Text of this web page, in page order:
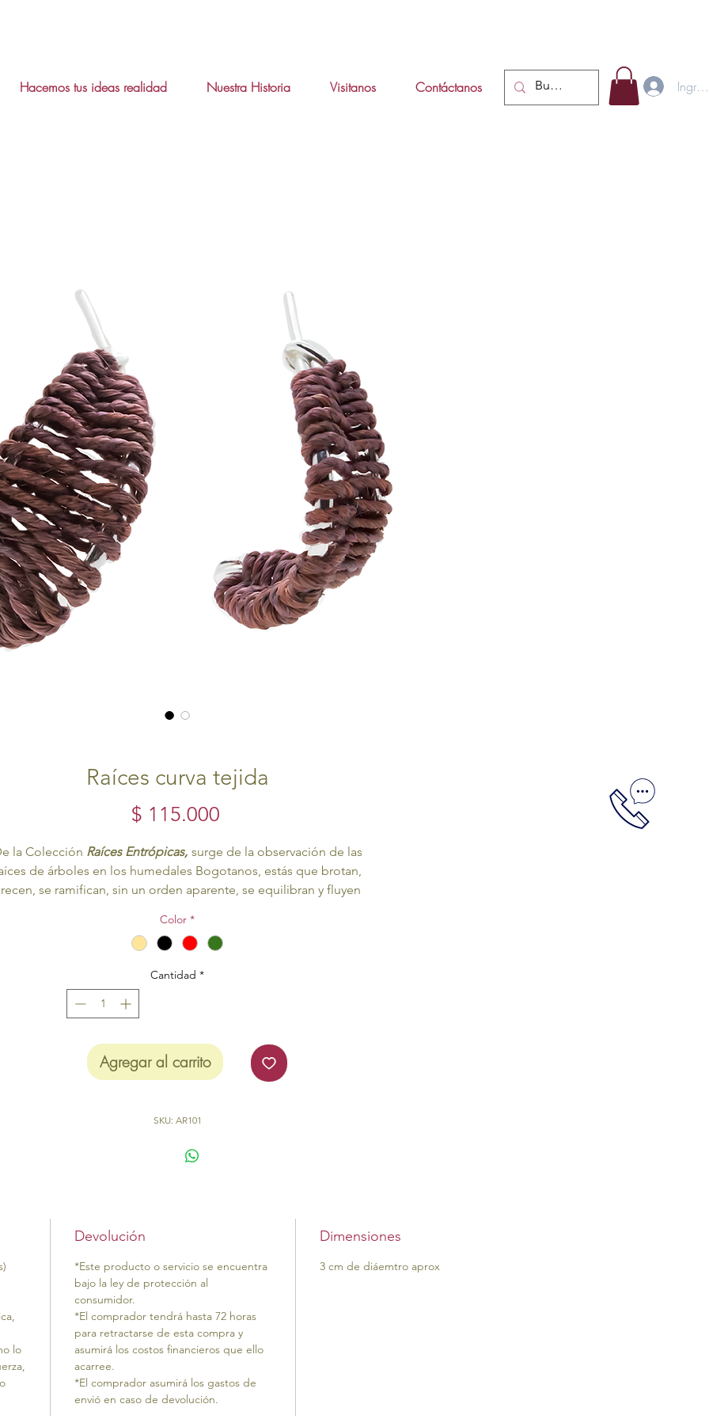
Hacemos tus ideas realidad Nuestra Historia Visitanos Contáctanos
Raíces curva tejida
$ 115.000Precio
la Colección Raíces Entrópicas, surge de la observación de las
de árboles en los humedales Bogotanos, estás que brotan,
se ramifican, sin un orden aparente, se equilibran y fluyen
Estructura en plata ley 9.50, texturado a mano, elaborado en
plata recuperada
por lo que se purifica y nosotros la volvemos piezas de joyería
Tejido y texturado a mano.
Fibra Natural de fique, la fibra se suaviza y encera para
alargar la vida útil. La tintura de la fibra se realiza de manera
directamente a un agricultor en Nariño, Nariño.
elaborados a mano.
Color *
Cantidad *
Agregar al carrito
SKU: AR101
lo
Devolución
*Este producto o servicio se encuentra
bajo la ley de protección al
consumidor.
*El comprador tendrá hasta 72 horas
para retractarse de esta compra y
asumirá los costos financieros que ello
acarree.
*El comprador asumirá los gastos de
envió en caso de devolución.
Dimensiones
3 cm de diáemtro aprox